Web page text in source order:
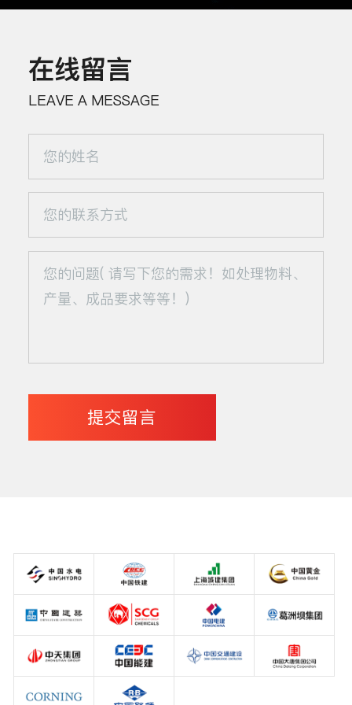
在线留言
LEAVE A MESSAGE